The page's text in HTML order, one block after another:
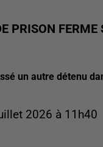
PRISON
un autre détenu
2026 à 11h40